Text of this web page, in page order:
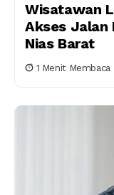
Wisatawan
Akses Jalan
Nias Barat
1 Menit Membaca